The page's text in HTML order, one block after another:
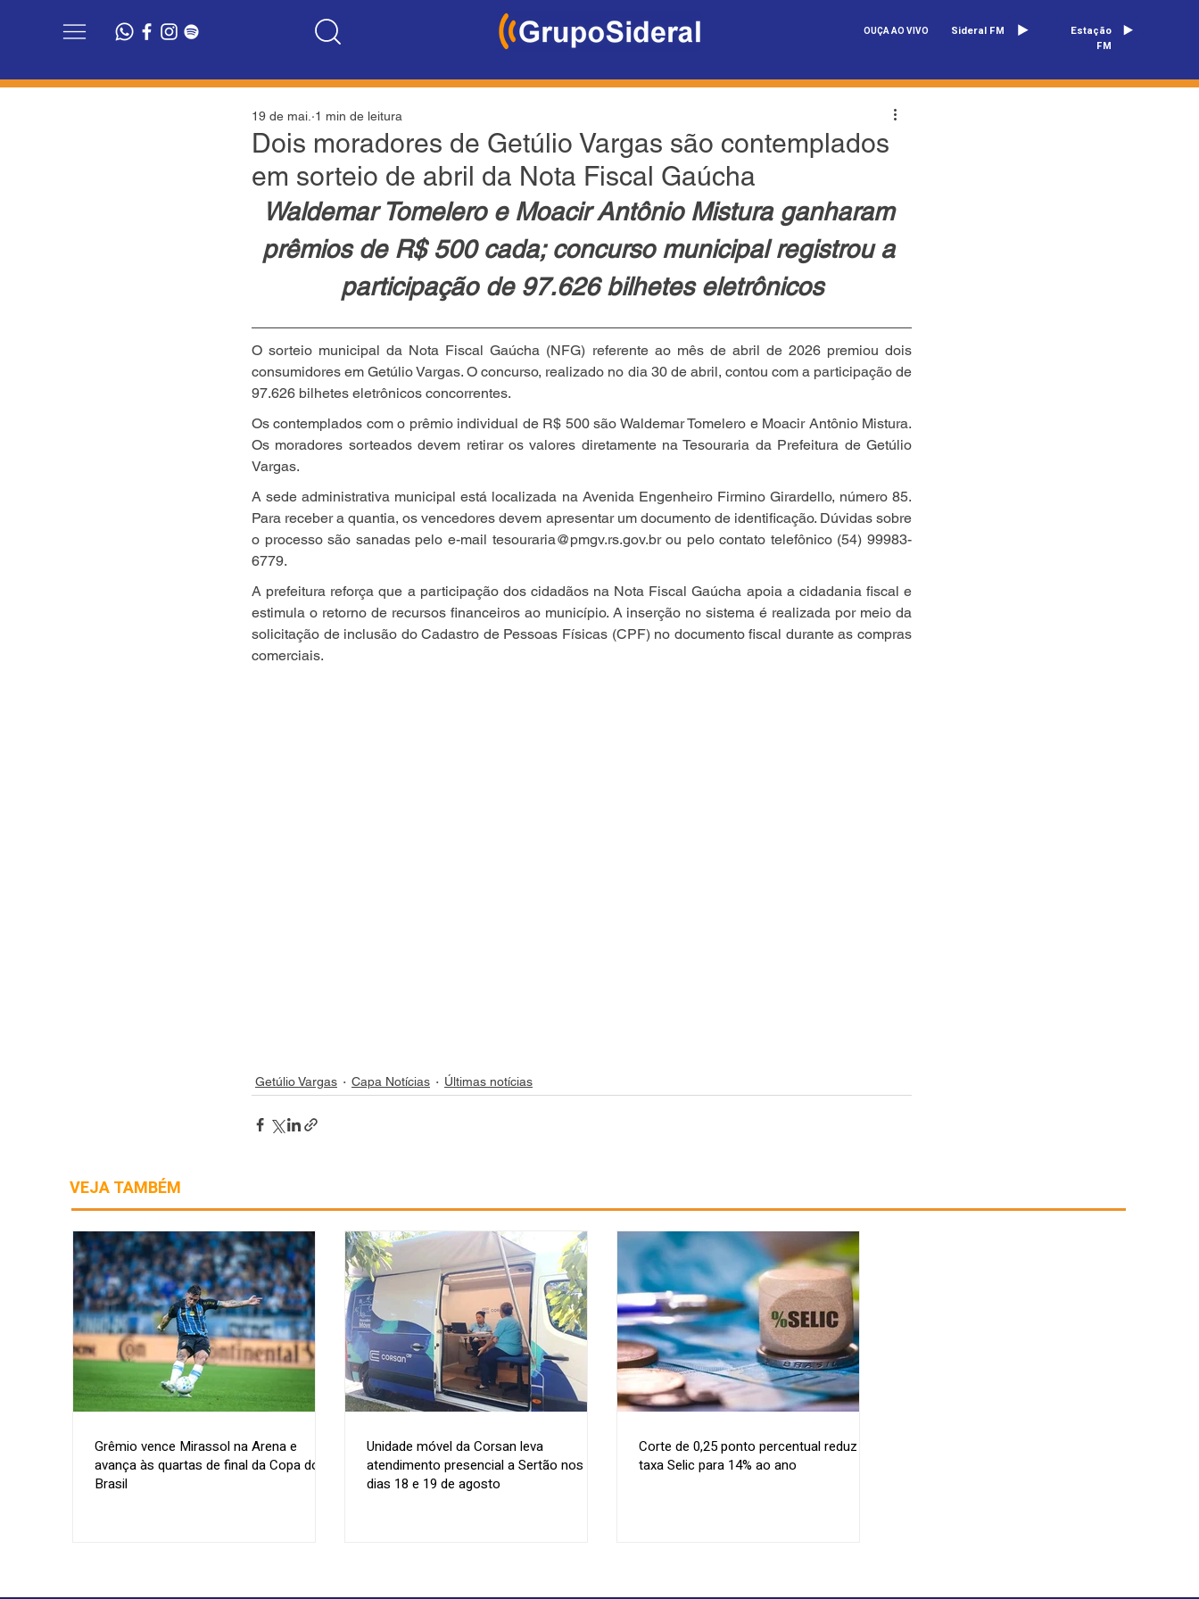
OUÇA AO VIVO Sideral FM
Estação
FM
Dois moradores de Getúlio Vargas são contemplados
em sorteio de abril da Nota Fiscal Gaúcha
19 de mai. 1 min de leitura
Waldemar Tomelero e Moacir Antônio Mistura ganharam
prêmios de R$ 500 cada; concurso municipal registrou a
participação de 97.626 bilhetes eletrônicos
O sorteio municipal da Nota Fiscal Gaúcha (NFG) referente ao mês de abril de 2026 premiou dois
consumidores em Getúlio Vargas. O concurso, realizado no dia 30 de abril, contou com a participação de
97.626 bilhetes eletrônicos concorrentes.
Os contemplados com o prêmio individual de R$ 500 são Waldemar Tomelero e Moacir Antônio Mistura.
Os moradores sorteados devem retirar os valores diretamente na Tesouraria da Prefeitura de Getúlio
Vargas.
A sede administrativa municipal está localizada na Avenida Engenheiro Firmino Girardello, número 85.
Para receber a quantia, os vencedores devem apresentar um documento de identificação. Dúvidas sobre
o processo são sanadas pelo e-mail tesouraria@pmgv.rs.gov.br ou pelo contato telefônico (54) 99983-
6779.
A prefeitura reforça que a participação dos cidadãos na Nota Fiscal Gaúcha apoia a cidadania fiscal e
estimula o retorno de recursos financeiros ao município. A inserção no sistema é realizada por meio da
solicitação de inclusão do Cadastro de Pessoas Físicas (CPF) no documento fiscal durante as compras
comerciais.
Getúlio Vargas Capa Notícias Últimas notícias
VEJA TAMBÉM
Grêmio vence Mirassol na Arena e
avança às quartas de final da Copa do
Brasil
Unidade móvel da Corsan leva
atendimento presencial a Sertão nos
dias 18 e 19 de agosto
Corte de 0,25 ponto percentual reduz
taxa Selic para 14% ao ano